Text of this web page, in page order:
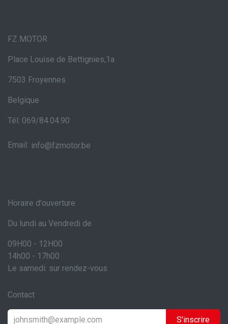
FZ MOTOR
Place Louise de Bettignies,1a
7503 Froyennes
Belgique
Tél: 069/84.04.90
Email: info@fzmotor.be
Horaire d'ouverture
Du lundi au Vendredi de
09H00 - 12H00
14h00 - 17h00
Le samedi: sur rendez-vous
Contact
S'inscrire